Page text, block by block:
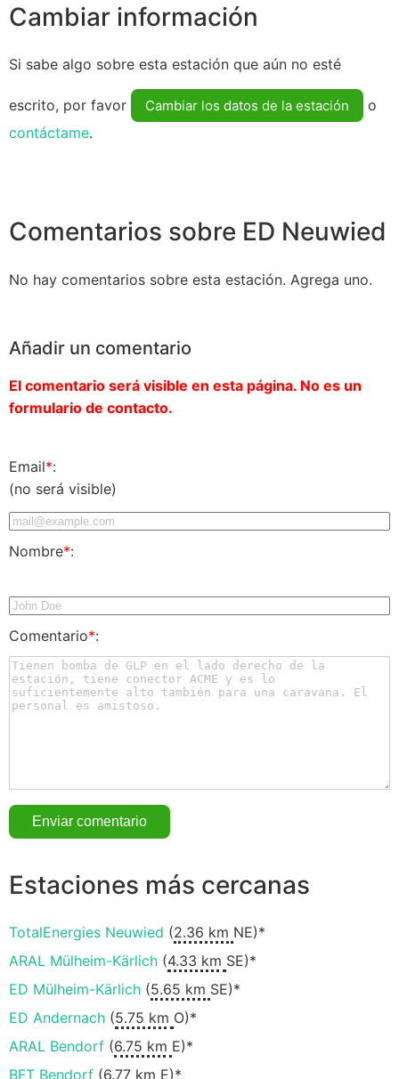
Cambiar información
Si sabe algo sobre esta estación que aún no esté
escrito, por favor Cambiar los datos de la estación
o
contáctame.
Comentarios sobre ED Neuwied
No hay comentarios sobre esta estación. Agrega uno.
Añadir un comentario
El comentario será visible en esta página. No es un
formulario de contacto.
Email*:
(no será visible)
Nombre*:
Comentario*:
Estaciones más cercanas
TotalEnergies Neuwied (2.36 km NE)*
ARAL Mülheim-Kärlich (4.33 km SE)*
ED Mülheim-Kärlich (5.65 km SE)*
ED Andernach (5.75 km O)*
ARAL Bendorf (6.75 km E)*
BFT Bendorf (6.77 km E)*